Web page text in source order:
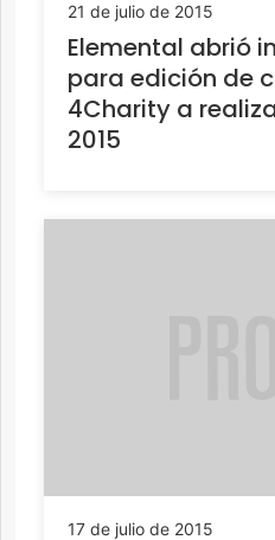
21 de julio de 2015
Elemental abrió
para edición de
4Charity a
2015
17 de julio de 2015